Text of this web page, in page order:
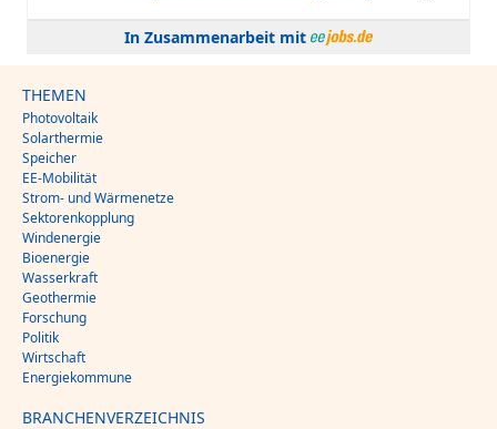
In Zusammenarbeit mit
THEMEN
Photovoltaik
Solarthermie
Speicher
EE-Mobilität
Strom- und Wärmenetze
Sektorenkopplung
Windenergie
Bioenergie
Wasserkraft
Geothermie
Forschung
Politik
Wirtschaft
Energiekommune
BRANCHENVERZEICHNIS